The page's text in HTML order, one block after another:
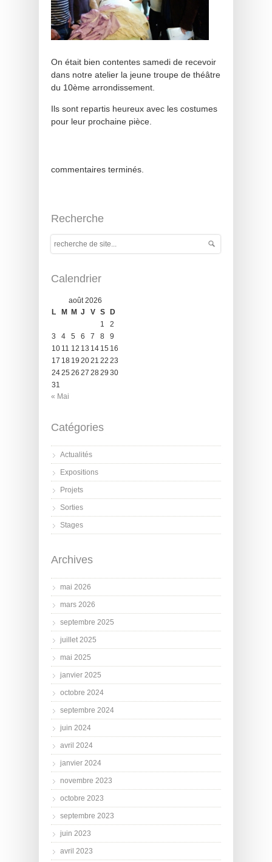
On était bien contentes samedi de recevoir
dans notre atelier la jeune troupe de théâtre
du 10ème arrondissement.
Ils sont repartis heureux avec les costumes
pour leur prochaine pièce.
commentaires terminés.
Recherche
Calendrier
août 2026
L
M M J V S
D
1
2
3
4 5 6 7 8
9
10 11 12 13 14 15 16
17 18 19 2021 22 23
2425 26 27 2829 30
31
« Mai
Catégories
Actualités
Expositions
Projets
Sorties
Stages
Archives
mai 2026
mars 2026
septembre 2025
juillet 2025
mai 2025
janvier 2025
octobre 2024
septembre 2024
juin 2024
avril 2024
janvier 2024
novembre 2023
octobre 2023
septembre 2023
juin 2023
avril 2023